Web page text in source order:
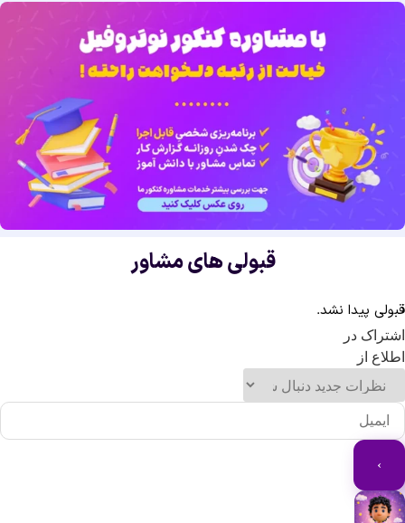
قبولی های مشاور
پیدا نشد.
در
از